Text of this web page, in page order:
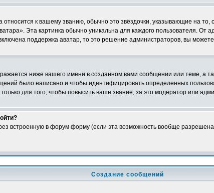
относится к вашему званию, обычно это звёздочки, указывающие на
Эта картинка обычно уникальна для каждого пользователя. От
поддержка аватар, то это решение администраторов, вы
ниже вашего имени в созданном вами сообщении или теме, а
было написано и чтобы идентифицировать определенных
для того, чтобы повысить ваше звание, за это модератор или
встроенную в форум форму (если эта возможность вообще
Создание сообщений